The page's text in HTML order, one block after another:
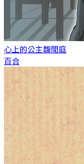
心上的公主馥閒庭
百合